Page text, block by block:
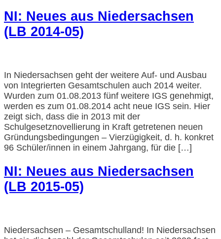
NI: Neues aus Niedersachsen
(LB 2014-05)
In Niedersachsen geht der weitere Auf- und Ausbau
von Integrierten Gesamtschulen auch 2014 weiter.
Wurden zum 01.08.2013 fünf weitere IGS genehmigt,
werden es zum 01.08.2014 acht neue IGS sein. Hier
zeigt sich, dass die in 2013 mit der
Schulgesetznovellierung in Kraft getretenen neuen
Gründungsbedingungen – Vierzügigkeit, d. h. konkret
96 Schüler/innen in einem Jahrgang, für die […]
NI: Neues aus Niedersachsen
(LB 2015-05)
Niedersachsen – Gesamtschulland! In Niedersachsen